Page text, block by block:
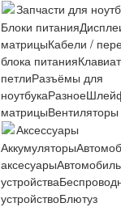
Запчасти для
Блоки питания
матрицыКабели /
блока питания
петлиРазъёмы для
ноутбукаРазное
матрицы
Аксессуары
Аккумуляторы
аксесуары
устройства
устройствоБлютуз